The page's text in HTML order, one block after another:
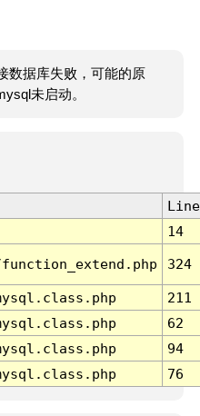
数据库失败，可能的原
未启动。
Line
14
324
211
62
94
76